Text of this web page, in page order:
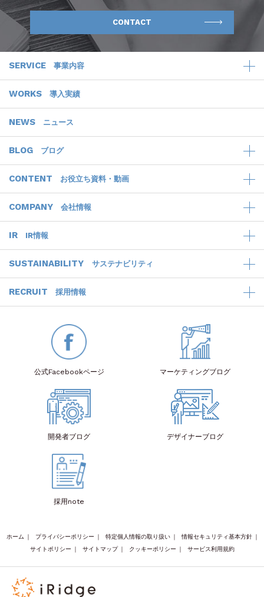
CONTACT
SERVICE 事業内容
WORKS 導入実績
NEWS ニュース
BLOG ブログ
CONTENT お役立ち資料・動画
COMPANY 会社情報
IR IR情報
SUSTAINABILITY サステナビリティ
RECRUIT 採用情報
公式Facebookページ マーケティングブログ
開発者ブログ デザイナーブログ
採用note
ホーム ｜ プライバシーポリシー ｜ 特定個人情報の取り扱い ｜ 情報セキュリティ基本方針 ｜
サイトポリシー
｜ サイトマップ ｜ クッキーポリシー ｜ サービス利用規約